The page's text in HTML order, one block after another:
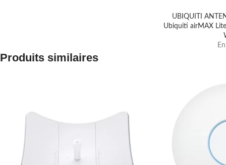
UBIQUITI
Ubiquiti airMAX
Produits similaires